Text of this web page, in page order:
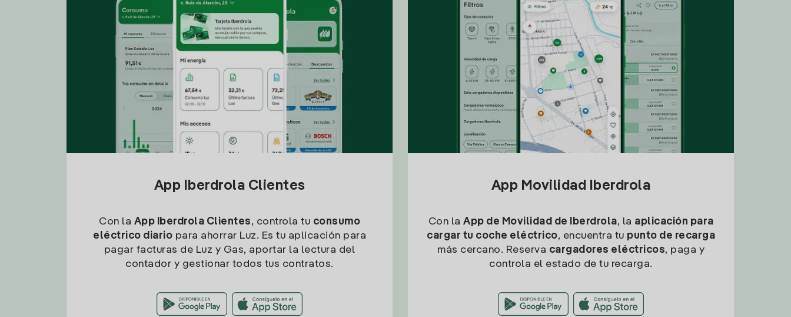
App Iberdrola Clientes
Con la App Iberdrola Clientes, controla tu consumo
eléctrico diario para ahorrar Luz. Es tu aplicación para
pagar facturas de Luz y Gas, aportar la lectura del
contador y gestionar todos tus contratos.
App Movilidad Iberdrola
Con la App de Movilidad de Iberdrola, la aplicación para
cargar tu coche eléctrico, encuentra tu punto de recarga
más cercano. Reserva cargadores eléctricos, paga y
controla el estado de tu recarga.